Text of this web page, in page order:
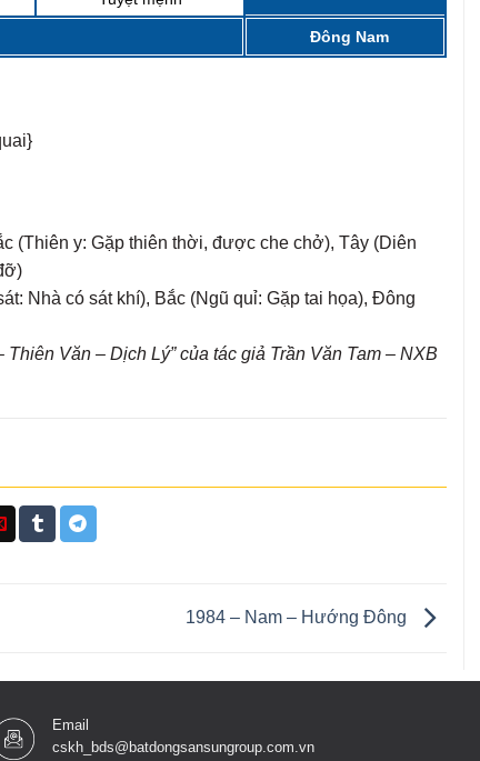
Đông Nam
(Thiên y: Gặp thiên thời, được che chở), Tây (Diên
Nhà có sát khí), Bắc (Ngũ quỉ: Gặp tai họa), Đông
Văn – Dịch Lý” của tác giả Trần Văn Tam – NXB
1984 – Nam – Hướng Đông
Email
cskh_bds@batdongsansungroup.com.vn